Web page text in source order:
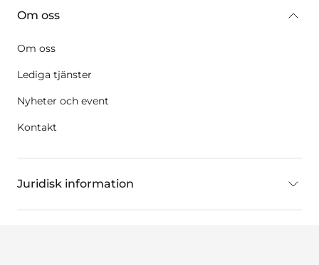
Om oss
Om oss
Lediga tjänster
Nyheter och event
Kontakt
Juridisk information